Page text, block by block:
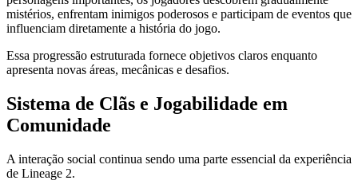
mistérios, enfrentam inimigos poderosos e participam de eventos que
influenciam diretamente a história do jogo.
Essa progressão estruturada fornece objetivos claros enquanto
apresenta novas áreas, mecânicas e desafios.
Sistema de Clãs e Jogabilidade em
Comunidade
A interação social continua sendo uma parte essencial da experiência
de Lineage 2.